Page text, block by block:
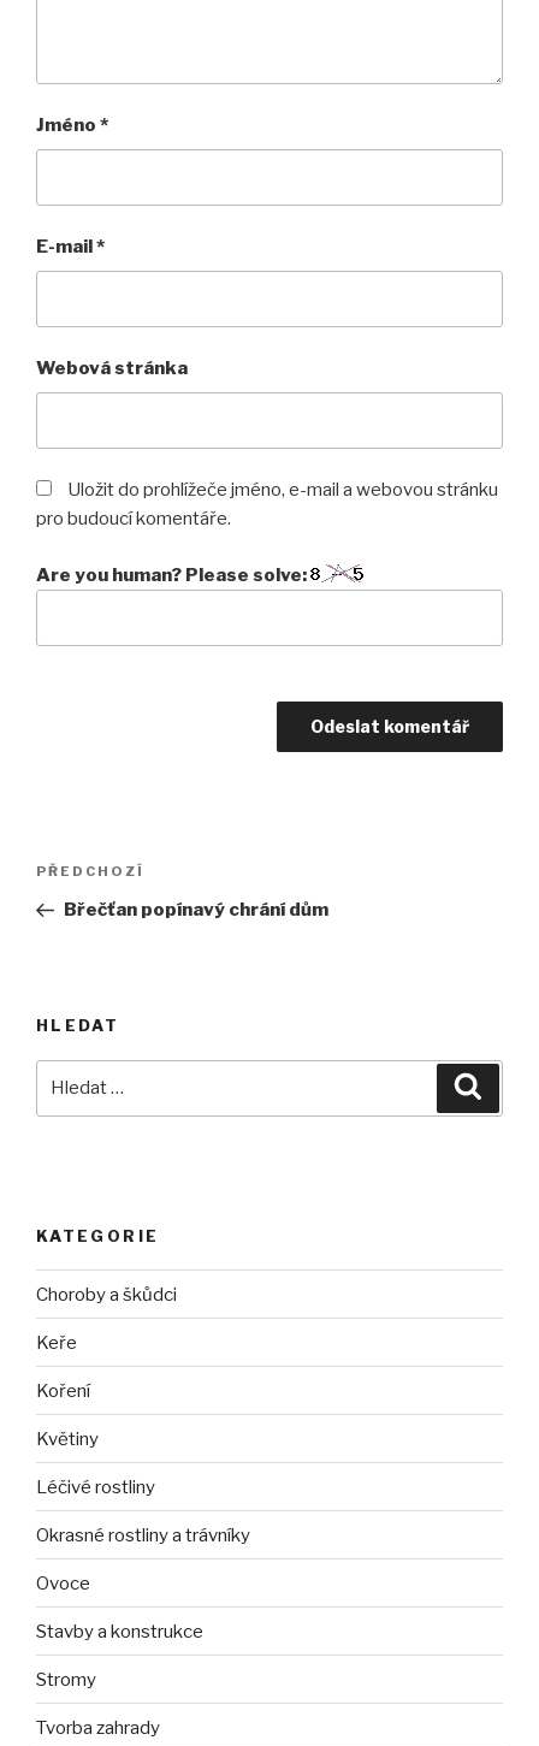
Jméno *
E-mail*
Webová stránka
Uložit do prohlížeče jméno, e-mail a webovou stránku
pro budoucí komentáře.
Are you human? Please solve:
Navigace
příspěvek
Předchozí
příspěvek
PŘEDCHOZÍ
Břečťan popínavý chrání dům
HLEDAT
KATEGORIE
Choroby a škůdci
Keře
Koření
Květiny
Léčivé rostliny
Okrasné rostliny a trávníky
Ovoce
Stavby a konstrukce
Stromy
Tvorba zahrady